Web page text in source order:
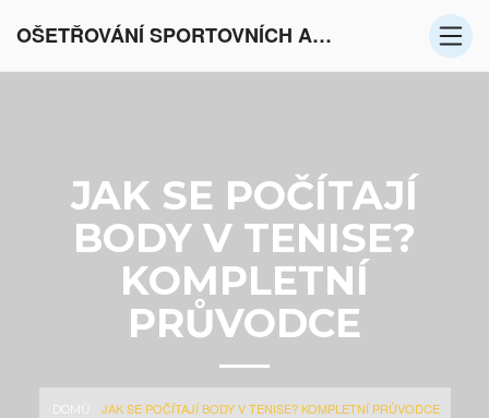
OŠETŘOVÁNÍ SPORTOVNÍCH AKTIVIT V EVROPĚ
JAK SE POČÍTAJÍ
BODY V TENISE?
KOMPLETNÍ
PRŮVODCE
DOMŮ JAK SE POČÍTAJÍ BODY V TENISE? KOMPLETNÍ PRŮVODCE